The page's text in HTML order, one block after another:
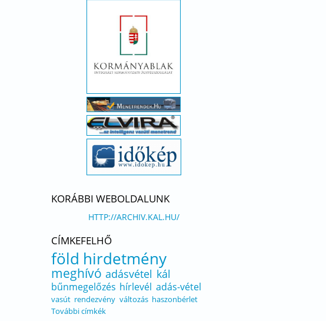
KORÁBBI WEBOLDALUNK
HTTP://ARCHIV.KAL.HU/
CÍMKEFELHŐ
föld hirdetmény
meghívó adásvétel kál
bűnmegelőzés hírlevél adás-vétel
vasút rendezvény változás haszonbérlet
További címkék